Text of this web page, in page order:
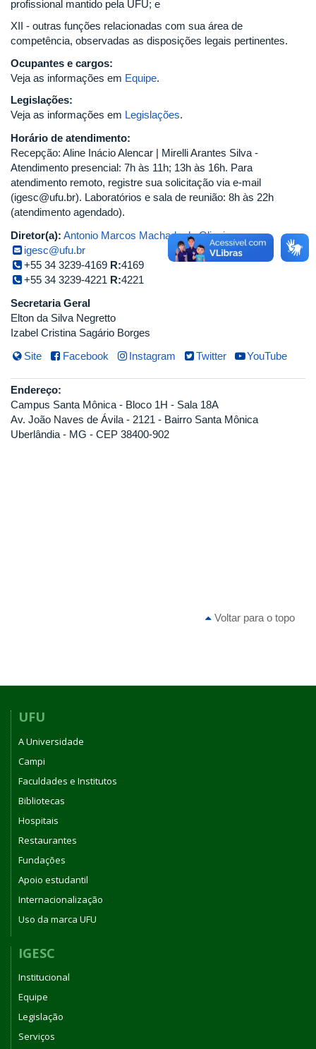
profissional mantido pela UFU; e
XII - outras funções relacionadas com sua área de
competência, observadas as disposições legais pertinentes.
Ocupantes e cargos:
Veja as informações em Equipe.
Legislações:
Veja as informações em Legislações.
Horário de atendimento:
Recepção: Aline Inácio Alencar | Mirelli Arantes Silva -
Atendimento presencial: 7h às 11h; 13h às 16h. Para
atendimento remoto, registre sua solicitação via e-mail
(igesc@ufu.br). Laboratórios e sala de reunião: 8h às 22h
(atendimento agendado).
Diretor(a): Antonio Marcos Machado de Oliveira
igesc@ufu.br
+55 34 3239-4169 R:4169
+55 34 3239-4221 R:4221
Secretaria Geral
Elton da Silva Negretto
Izabel Cristina Sagário Borges
Site
Facebook Instagram Twitter YouTube
Endereço:
Campus Santa Mônica - Bloco 1H - Sala 18A
Av. João Naves de Ávila - 2121 - Bairro Santa Mônica
Uberlândia - MG - CEP 38400-902
Voltar para o topo
UFU
A Universidade
Campi
Faculdades e Institutos
Bibliotecas
Hospitais
Restaurantes
Fundações
Apoio estudantil
Internacionalização
Uso da marca UFU
IGESC
Institucional
Equipe
Legislação
Serviços